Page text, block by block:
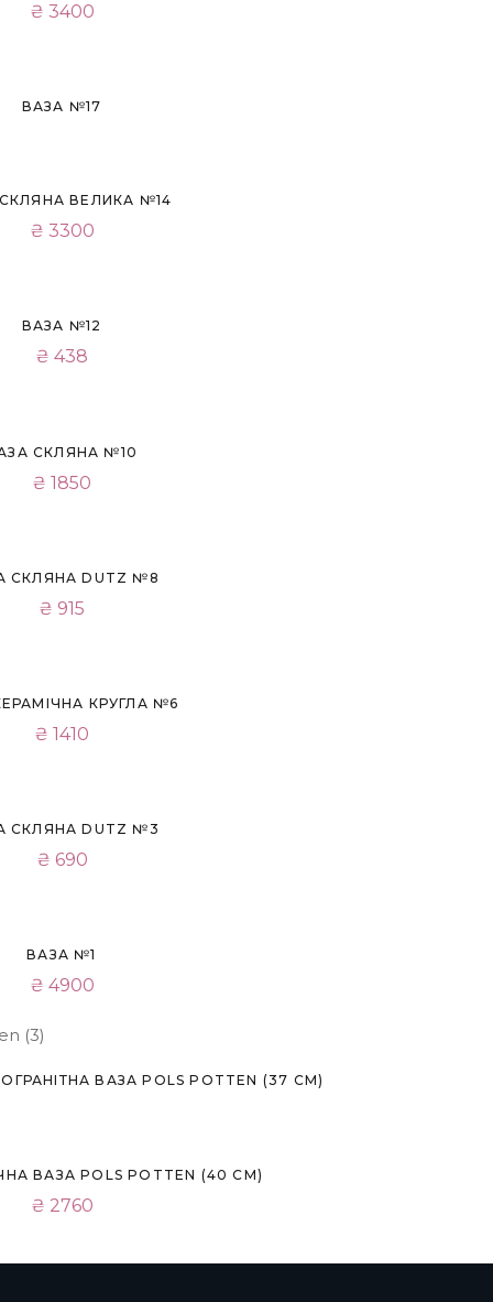
₴ 3400
ВАЗА №17
ВЕЛИКА №14
₴ 3300
ВАЗА №12
₴ 438
СКЛЯНА №10
₴ 1850
СКЛЯНА DUTZ №8
₴ 915
КРУГЛА №6
₴ 1410
СКЛЯНА DUTZ №3
₴ 690
ВАЗА №1
₴ 4900
ВАЗА POLS POTTEN (37 СМ)
ВАЗА POLS POTTEN (40 СМ)
₴ 2760